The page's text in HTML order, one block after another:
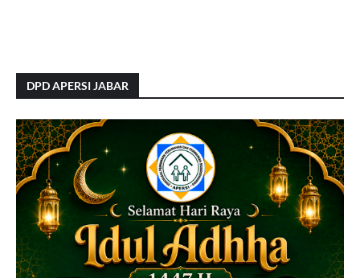
DPD APERSI JABAR